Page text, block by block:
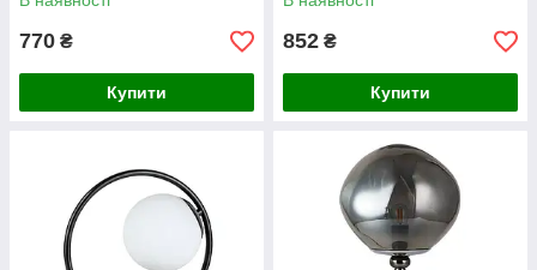
770 ₴
Купити
852 ₴
Купити